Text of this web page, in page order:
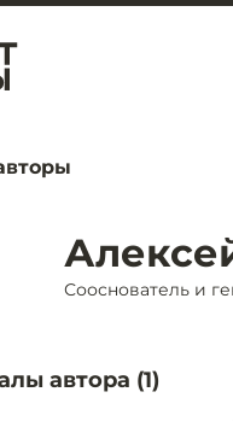
Сооснователь и
автора (1)